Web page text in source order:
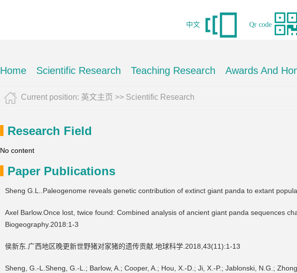
Qr code
中文
Home Scientific Research Teaching Research Awards And
Current position: 英文主页 >> Scientific Research
Research Field
No content
Paper Publications
Sheng G.L..Paleogenome reveals genetic contribution of extinct giant panda to extant
Axel Barlow.Once lost, twice found: Combined analysis of ancient giant panda sequences
Biogeography.2018:1-3
侯新东.广西地区晚更新世野猪对家猪的遗传贡献.地球科学.2018,43(11):1-13
Sheng, G.-L.Sheng, G.-L.; Barlow, A.; Cooper, A.; Hou, X.-D.; Ji, X.-P.; Jablonski, N.G.;